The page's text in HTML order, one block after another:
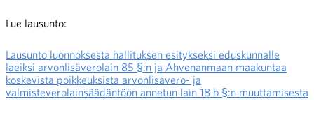
Lue lausunto:
Lausunto luonnoksesta hallituksen esitykseksi eduskunnalle
laeiksi arvonlisäverolain 85 §:n ja Ahvenanmaan maakuntaa
koskevista poikkeuksista arvonlisävero- ja
valmisteverolainsäädäntöön annetun lain 18 b §:n muuttamisesta